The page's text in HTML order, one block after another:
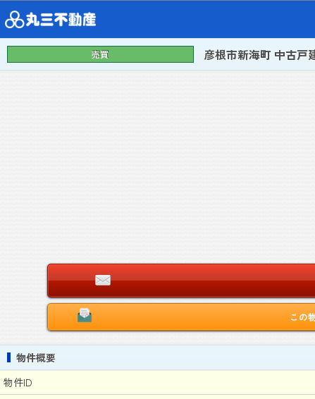
売買 彦根市新海町 中古戸
この
物件概要
物件ID